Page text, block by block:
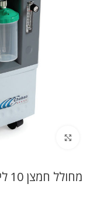
לחץ להגדלה
מחולל חמצן 10 ליטר תוצרת ישראל